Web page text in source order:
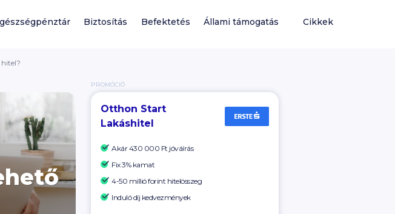
Biztosítás Befektetés Állami támogatás Cikkek
PROMÓCIÓ
Otthon Start
Lakáshitel
Akár430 000 Ft jóváírás
Fix 3% kamat
4-50 millió forint hitelösszeg
Induló díj kedvezmények